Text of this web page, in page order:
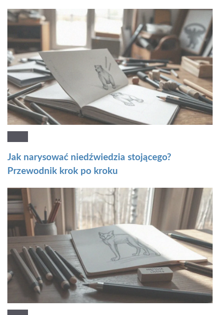
Jak narysować niedźwiedzia stojącego?
Przewodnik krok po kroku